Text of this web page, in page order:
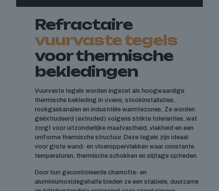
Refractaire
vuurvaste tegels
voor thermische
bekledingen
Vuurvaste tegels worden ingezet als hoogwaardige
thermische bekleding in ovens, stookinstallaties,
rookgaskanalen en industriële warmtezones. Ze worden
geëxtrudeerd (extruded) volgens strikte toleranties, wat
zorgt voor uitzonderlijke maatvastheid, vlakheid en een
uniforme thermische structuur. Deze tegels zijn ideaal
voor grote wand- en vloeroppervlakken waar constante
temperaturen, thermische schokken en slijtage optreden.
Door hun gecontroleerde chamotte- en
aluminiumoxidegehalte bieden ze een stabiele, duurzame